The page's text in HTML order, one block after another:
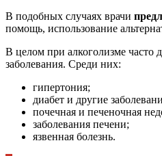
В подобных случаях врачи
помощь, использование
В целом при алкоголизме часто
заболевания. Среди них:
гипертония;
диабет и другие
почечная и печеночная
заболевания печени;
язвенная болезнь.